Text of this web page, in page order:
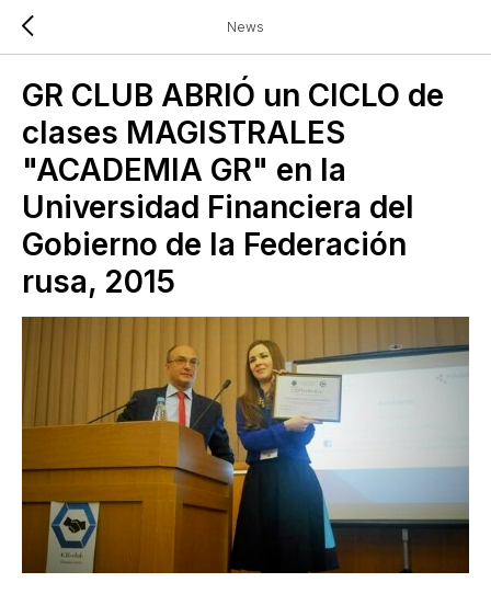
News
GR CLUB ABRIÓ un CICLO de
clases MAGISTRALES
"ACADEMIA GR" en la
Universidad Financiera del
Gobierno de la Federación
rusa, 2015